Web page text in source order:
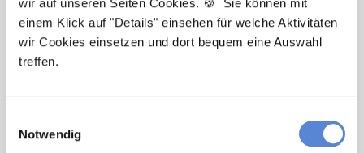
wir auf unseren Seiten Cookies. 🍪 Sie können mit
einem Klick auf "Details" einsehen für welche Aktivitäten
wir Cookies einsetzen und dort bequem eine Auswahl
treffen.
Notwendig
Marcel Willing
Sie haben Fragen zu unseren Stellenanzeigen oder
benötigen Unterstützung beim Ausfüllen Ihres